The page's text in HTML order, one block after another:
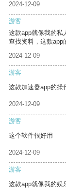
2024-12-09
游客
这款app就像我的私
查找资料，这款app
2024-12-09
游客
这款加速器app的操
2024-12-09
游客
这个软件很好用
2024-12-09
游客
这款app就像我的娱